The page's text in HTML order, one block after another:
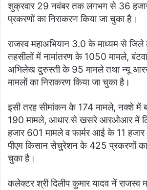
शुक्रवार 29 नवंबर तक लगभग से 36
प्रकरणों का निराकरण किया जा चुका है।
राजस्व महाअभियान 3.0 के माध्यम से जिले
तहसीलों में नामांतरण के 1050 मामले,
अभिलेख दुरुस्ती के 95 मामले तथा न्यू
मामलों का निराकरण किया जा चुका है।
इसी तरह सीमांकन के 174 मामले, नक्शे में
190 मामले, आधार से खसरे आरओआर में
हजार 601 मामले व फार्मर आई के 11
पीएम किसान सेचुरेशन के 425 प्रकरणों का
चुका है।
कलेक्टर श्री दिलीप कुमार यादव नें राजस्व